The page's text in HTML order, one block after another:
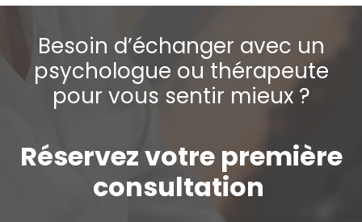
Besoin d’échanger avec un
psychologue ou thérapeute
pour vous sentir mieux ?
Réservez votre première
consultation